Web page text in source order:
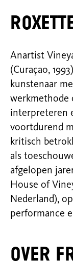
Anartist
(Curaçao,
kunstenaar
werkmethode
interpreteren
voortdurend
kritisch
als
afgelopen
House of
Nederland),
performance
Over